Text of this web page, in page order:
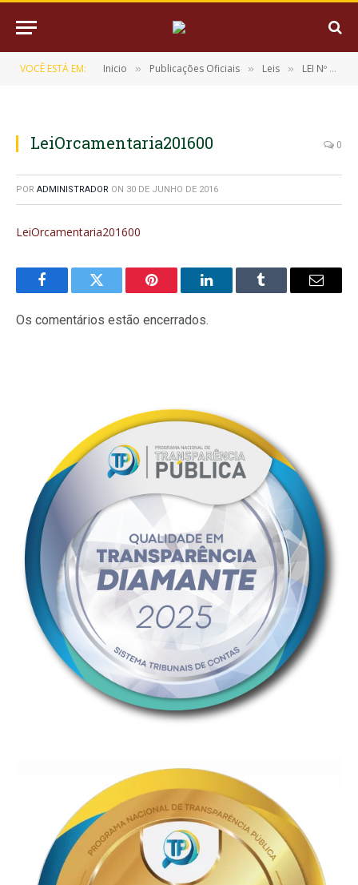
VOCÊ ESTÁ EM: Inicio » Publicações Oficiais » Leis » LEI Nº 113/2016, DE 07 DE JANEIRO DE 2016 (LOA 2016)
LeiOrcamentaria201600 0
POR ADMINISTRADOR ON 30 DE JUNHO DE 2016
LeiOrcamentaria201600
FacebookTwitter Pinterest LinkedInTumblr
E-
Os comentários estão encerrados.